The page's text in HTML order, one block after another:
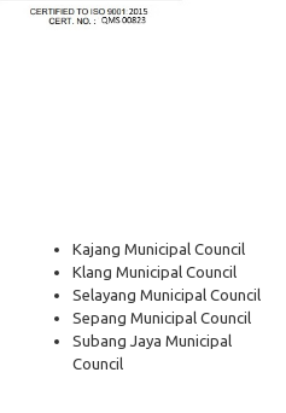
Kajang Municipal Council
Klang Municipal Council
Selayang Municipal Council
Sepang Municipal Council
Subang Jaya Municipal
Council